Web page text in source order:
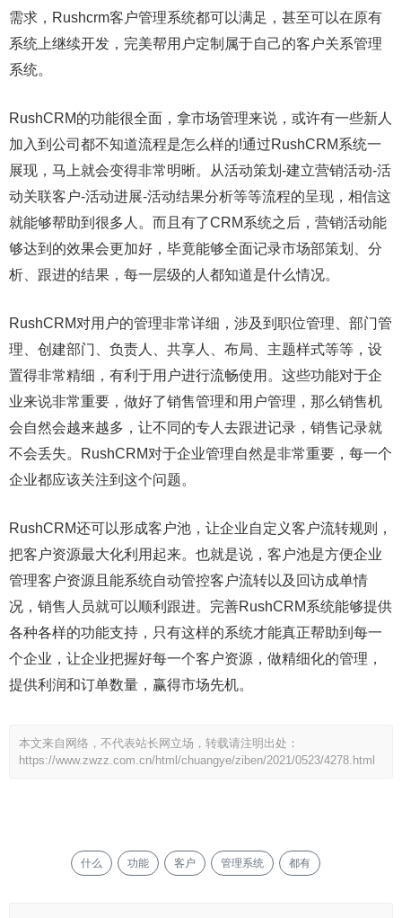
需求，Rushcrm客户管理系统都可以满足，甚至可以在原有
系统上继续开发，完美帮用户定制属于自己的客户关系管理
系统。
RushCRM的功能很全面，拿市场管理来说，或许有一些新人
加入到公司都不知道流程是怎么样的!通过RushCRM系统一
展现，马上就会变得非常明晰。从活动策划-建立营销活动-活
动关联客户-活动进展-活动结果分析等等流程的呈现，相信这
就能够帮助到很多人。而且有了CRM系统之后，营销活动能
够达到的效果会更加好，毕竟能够全面记录市场部策划、分
析、跟进的结果，每一层级的人都知道是什么情况。
RushCRM对用户的管理非常详细，涉及到职位管理、部门管
理、创建部门、负责人、共享人、布局、主题样式等等，设
置得非常精细，有利于用户进行流畅使用。这些功能对于企
业来说非常重要，做好了销售管理和用户管理，那么销售机
会自然会越来越多，让不同的专人去跟进记录，销售记录就
不会丢失。RushCRM对于企业管理自然是非常重要，每一个
企业都应该关注到这个问题。
RushCRM还可以形成客户池，让企业自定义客户流转规则，
把客户资源最大化利用起来。也就是说，客户池是方便企业
管理客户资源且能系统自动管控客户流转以及回访成单情
况，销售人员就可以顺利跟进。完善RushCRM系统能够提供
各种各样的功能支持，只有这样的系统才能真正帮助到每一
个企业，让企业把握好每一个客户资源，做精细化的管理，
提供利润和订单数量，赢得市场先机。
本文来自网络，不代表站长网立场，转载请注明出处：
https://www.zwzz.com.cn/html/chuangye/ziben/2021/0523/4278.html
什么 功能 客户 管理系统 都有